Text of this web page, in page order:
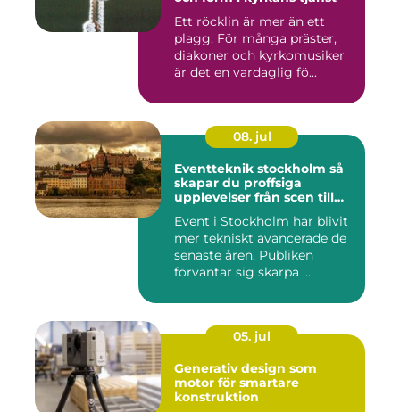
Ett röcklin är mer än ett
plagg. För många präster,
diakoner och kyrkomusiker
är det en vardaglig fö...
08. jul
Eventteknik stockholm så
skapar du proffsiga
upplevelser från scen till
Event i Stockholm har blivit
mer tekniskt avancerade de
senaste åren. Publiken
förväntar sig skarpa ...
05. jul
Generativ design som
motor för smartare
konstruktion